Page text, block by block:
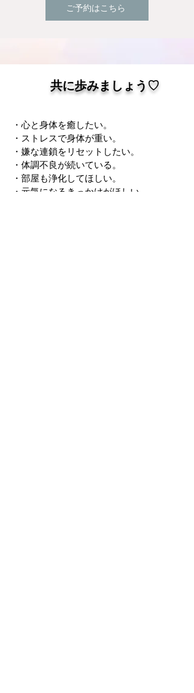
ご予約はこちら
共に​歩みましょう♡
・心と身体を癒したい。
・ストレスで身体が重い。
・嫌な連鎖をリセットしたい。
・体調不良が続いている。
・部屋も浄化してほしい。
・元気になるきっかけがほしい。